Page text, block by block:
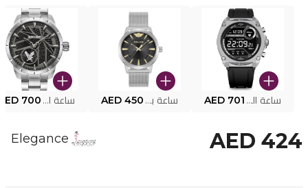
ساعة البوليس الذكية MY.AVATAR PEIUN0000101 AED 701 ساعة بوليس للرجال PEWJG0005002 AED 450 ساعة البوليس PEWJG2227302 700
AED 424
Elegance